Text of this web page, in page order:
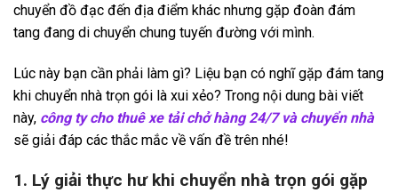
chuyển đồ đạc đến địa điểm khác nhưng gặp đoàn đám
tang đang di chuyển chung tuyến đường với mình.
Lúc này bạn cần phải làm gì? Liệu bạn có nghĩ gặp đám tang
khi chuyển nhà trọn gói là xui xẻo? Trong nội dung bài viết
này, công ty cho thuê xe tải chở hàng 24/7 và chuyển nhà
sẽ giải đáp các thắc mắc về vấn đề trên nhé!
1. Lý giải thực hư khi chuyển nhà trọn gói gặp